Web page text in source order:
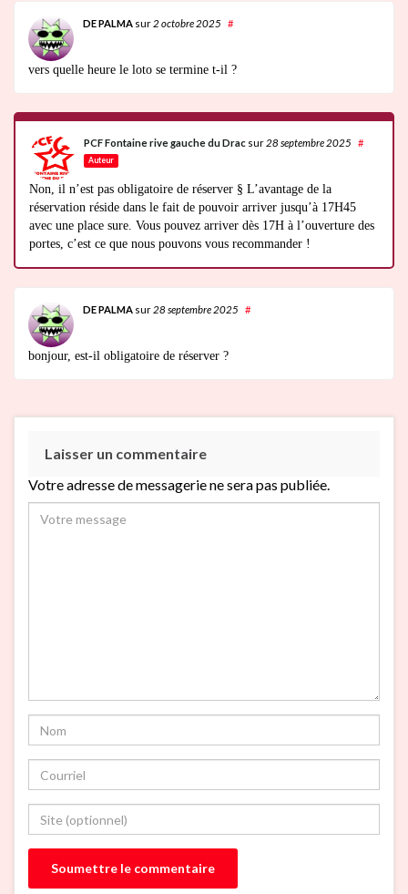
DE PALMA sur 2 octobre 2025 #
vers quelle heure le loto se termine t-il ?
PCF Fontaine rive gauche du Drac sur 28 septembre 2025
Auteur
#
Non, il n’est pas obligatoire de réserver § L’avantage de la
réservation réside dans le fait de pouvoir arriver jusqu’à 17H45
avec une place sure. Vous pouvez arriver dès 17H à l’ouverture des
portes, c’est ce que nous pouvons vous recommander !
DE PALMA sur 28 septembre 2025 #
bonjour, est-il obligatoire de réserver ?
Laisser un commentaire
Votre adresse de messagerie ne sera pas publiée.